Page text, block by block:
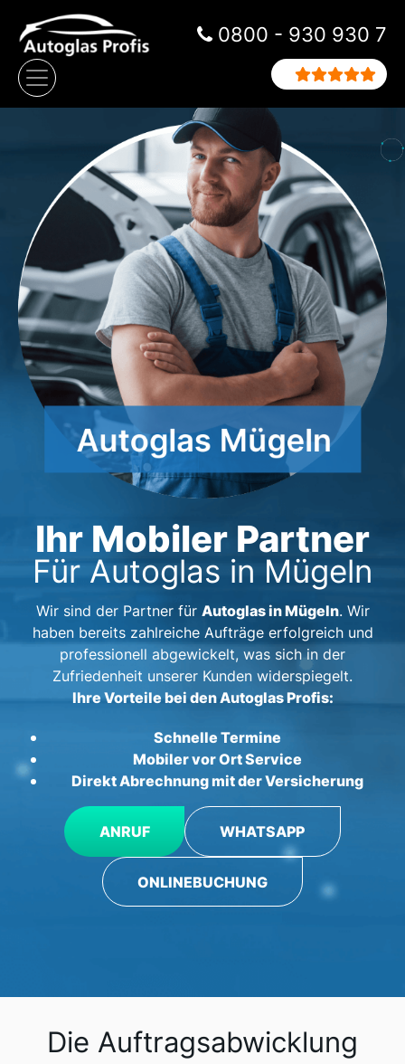
Zum Inhalt springen
Hauptnavigation
0800 - 930 930 7
Ihr Mobiler Partner
Für Autoglas in Mügeln
Wir sind der Partner für Autoglas in Mügeln. Wir
haben bereits zahlreiche Aufträge erfolgreich und
professionell abgewickelt, was sich in der
Zufriedenheit unserer Kunden widerspiegelt.
Ihre Vorteile bei den Autoglas Profis:
Schnelle Termine
Mobiler vor Ort Service
Direkt Abrechnung mit der Versicherung
ANRUF WHATSAPP
ONLINEBUCHUNG
Die Auftragsabwicklung